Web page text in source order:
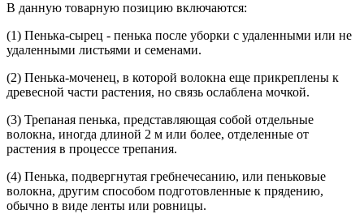
В данную товарную позицию включаются:
(1) Пенька-сырец - пенька после уборки с удаленными или не
удаленными листьями и семенами.
(2) Пенька-моченец, в которой волокна еще прикреплены к
древесной части растения, но связь ослаблена мочкой.
(3) Трепаная пенька, представляющая собой отдельные
волокна, иногда длиной 2 м или более, отделенные от
растения в процессе трепания.
(4) Пенька, подвергнутая гребнечесанию, или пеньковые
волокна, другим способом подготовленные к прядению,
обычно в виде ленты или ровницы.